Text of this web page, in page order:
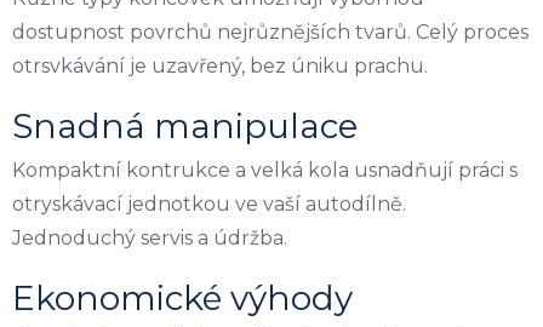
dostupnost povrchů nejrůznějších tvarů. Celý proces
otrsvkávání je uzavřený, bez úniku prachu.
Snadná manipulace
Kompaktní kontrukce a velká kola usnadňují práci s
otryskávací jednotkou ve vaší autodílně.
Jednoduchý servis a údržba.
Ekonomické výhody